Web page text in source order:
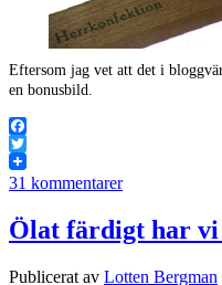
Eftersom jag vet att det i
en bonusbild.
Facebook
Twitter
31 kommentarer
Ölat färdigt har vi
Publicerat av Lotten Bergman